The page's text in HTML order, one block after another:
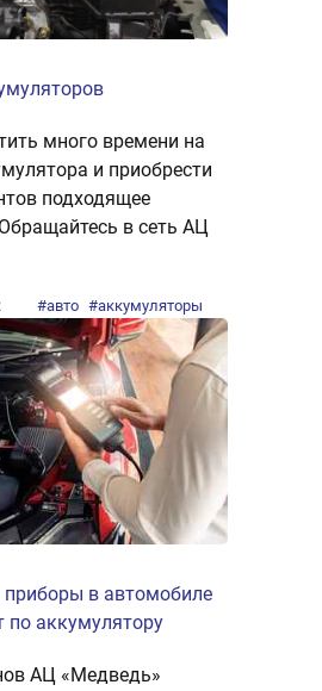
много времени на
и приобрести
подходящее
в сеть АЦ
#авто #аккумуляторы
приборы в автомобиле
по аккумулятору
АЦ «Медведь»